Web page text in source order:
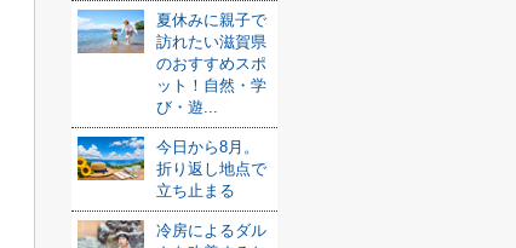
夏休みに親子で
訪れたい滋賀県
のおすすめスポ
ット！自然・学
び・遊...
今日から8月。
折り返し地点で
立ち止まる
冷房によるダル